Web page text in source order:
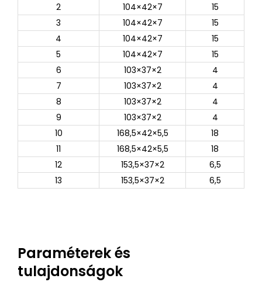
2
104×42×7
15
3
104×42×7
15
4
104×42×7
15
5
104×42×7
15
6
103×37×2
4
7
103×37×2
4
8
103×37×2
4
9
103×37×2
4
10
168,5×42×5,5
18
11
168,5×42×5,5
18
12
153,5×37×2
6,5
13
153,5×37×2 6,5
Paraméterek és
tulajdonságok